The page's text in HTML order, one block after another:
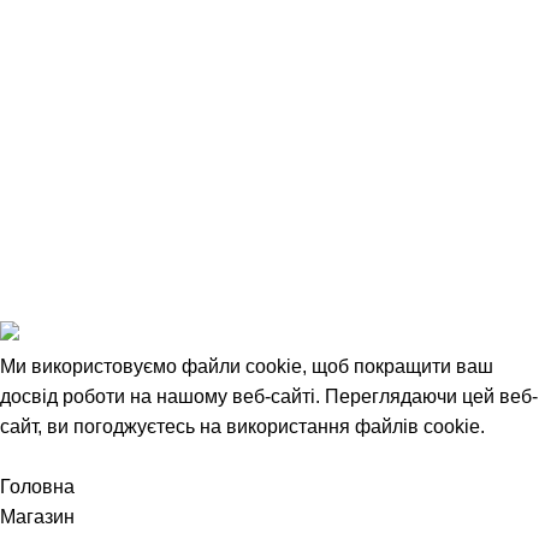
Ми використовуємо файли cookie, щоб покращити ваш
досвід роботи на нашому веб-сайті. Переглядаючи цей веб-
сайт, ви погоджуєтесь на використання файлів cookie.
Головна
Магазин